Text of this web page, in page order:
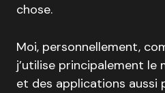
chose.
Moi, personnellement,
j’utilise principalement
et des applications aussi